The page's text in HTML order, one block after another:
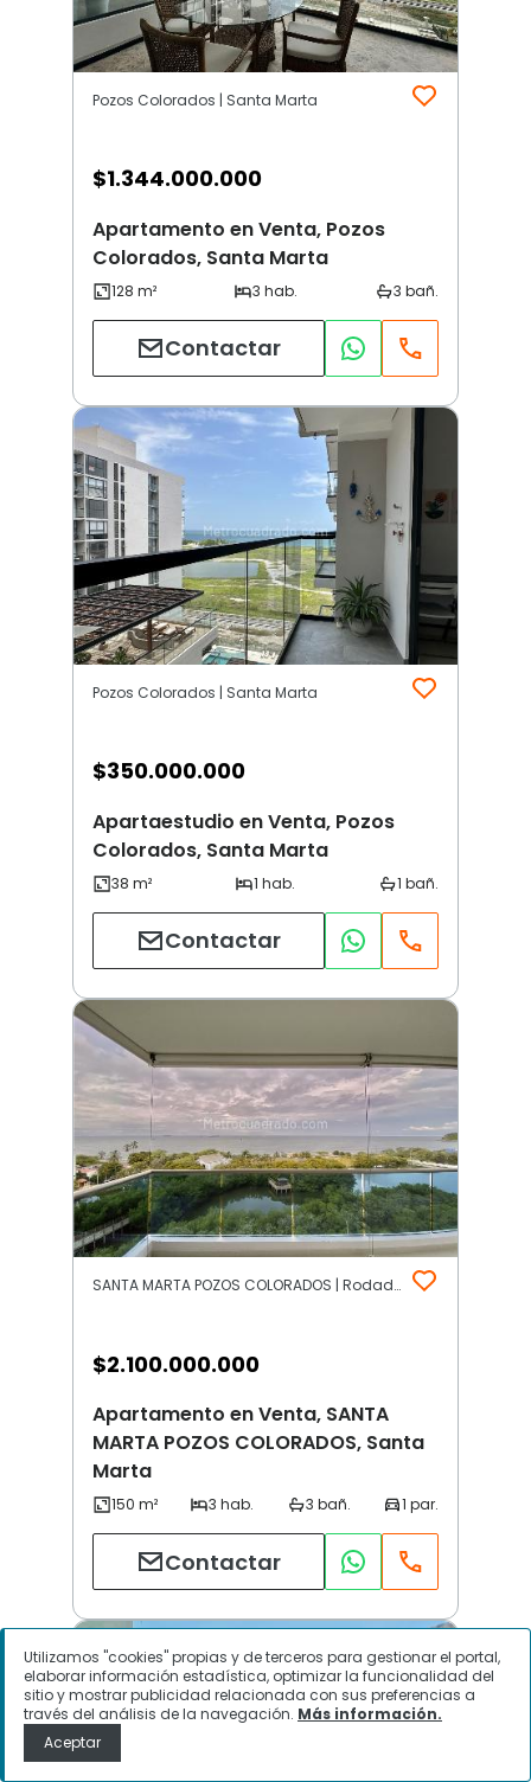
Pozos Colorados | Santa Marta
$1.344.000.000
Apartamento en Venta, Pozos
Colorados, Santa Marta
Contactar
Pozos Colorados | Santa Marta
$350.000.000
Apartaestudio en Venta, Pozos
Colorados, Santa Marta
Contactar
SANTA MARTA POZOS COLORADOS | Rodadero y Gaira | Santa Marta
$2.100.000.000
Apartamento en Venta, SANTA
MARTA POZOS COLORADOS, Santa
Marta
Contactar
Utilizamos "cookies" propias y de terceros para gestionar el portal,
elaborar información estadística, optimizar la funcionalidad del
sitio y mostrar publicidad relacionada con sus preferencias a
través del análisis de la navegación. Más información.
Aceptar